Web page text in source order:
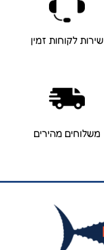
שירות לקוחות זמין
משלוחים מהירים